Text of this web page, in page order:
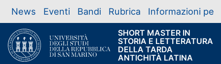
News Eventi Bandi Rubrica Informazioni per
SHORT MASTER IN
STORIA E LETTERATURA
DELLA TARDA
ANTICHITÀ LATINA